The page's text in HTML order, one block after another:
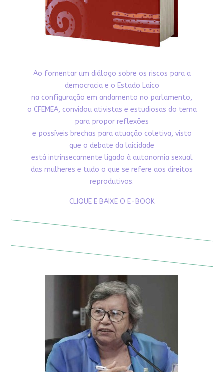
Ao fomentar um diálogo sobre os riscos para a
democracia e o Estado Laico
na configuração em andamento no parlamento,
o CFEMEA, convidou ativistas e estudiosas do tema
para propor reflexões
e possíveis brechas para atuação coletiva, visto
que o debate da laicidade
está intrinsecamente ligado à autonomia sexual
das mulheres e tudo o que se refere aos direitos
reprodutivos.
CLIQUE E BAIXE O E-BOOK